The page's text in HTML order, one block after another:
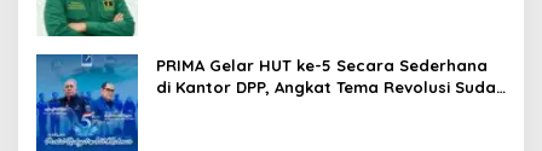
PRIMA Gelar HUT ke-5 Secara Sederhana
di Kantor DPP, Angkat Tema Revolusi Sudah